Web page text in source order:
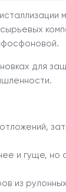
для
и гуще,
из